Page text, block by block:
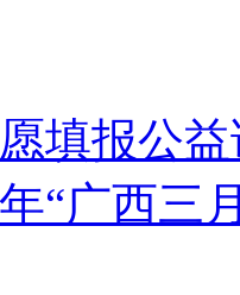
填报公
“广西三